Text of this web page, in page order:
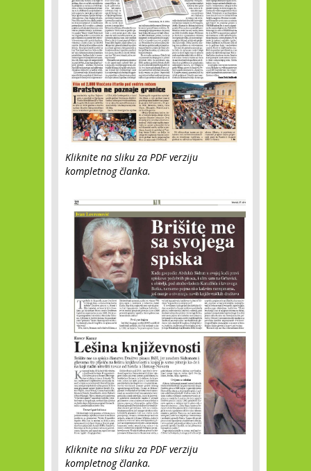
Kliknite na sliku za PDF verziju
kompletnog članka.
Kliknite na sliku za PDF verziju
kompletnog članka.